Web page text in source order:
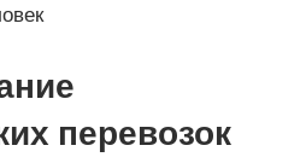
перевозок